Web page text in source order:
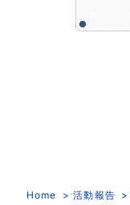
Home 活動報告